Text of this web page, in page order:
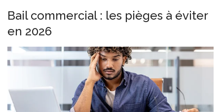
Bail commercial : les pièges à éviter
en 2026